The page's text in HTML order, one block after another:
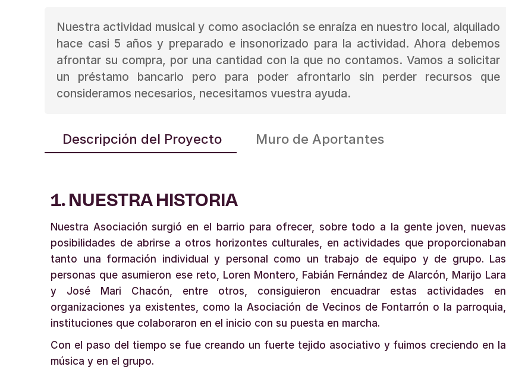
Nuestra actividad musical y como asociación se enraíza en nuestro local, alquilado
hace casi 5 años y preparado e insonorizado para la actividad. Ahora debemos
afrontar su compra, por una cantidad con la que no contamos. Vamos a solicitar
un préstamo bancario pero para poder afrontarlo sin perder recursos que
consideramos necesarios, necesitamos vuestra ayuda.
Descripción del Proyecto Muro de Aportantes
1. NUESTRA HISTORIA
Nuestra Asociación surgió en el barrio para ofrecer, sobre todo a la gente joven, nuevas
posibilidades de abrirse a otros horizontes culturales, en actividades que proporcionaban
tanto una formación individual y personal como un trabajo de equipo y de grupo. Las
personas que asumieron ese reto, Loren Montero, Fabián Fernández de Alarcón, Marijo Lara
y José Mari Chacón, entre otros, consiguieron encuadrar estas actividades en
organizaciones ya existentes, como la Asociación de Vecinos de Fontarrón o la parroquia,
instituciones que colaboraron en el inicio con su puesta en marcha.
Con el paso del tiempo se fue creando un fuerte tejido asociativo y fuimos creciendo en la
música y en el grupo.